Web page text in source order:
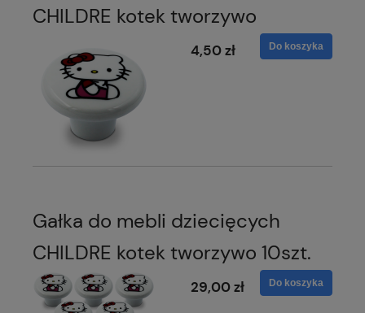
CHILDRE kotek tworzywo
4,50 zł Do koszyka
Gałka do mebli dziecięcych
CHILDRE kotek tworzywo 10szt.
29,00 zł Do koszyka